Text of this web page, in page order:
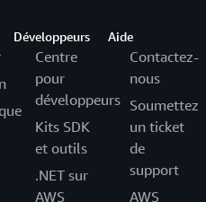
Développeurs
Centre
pour
développeurs
Kits SDK
et outils
.NET sur
AWS
Aide
Contactez-
nous
Soumettez
un ticket
de
support
AWS